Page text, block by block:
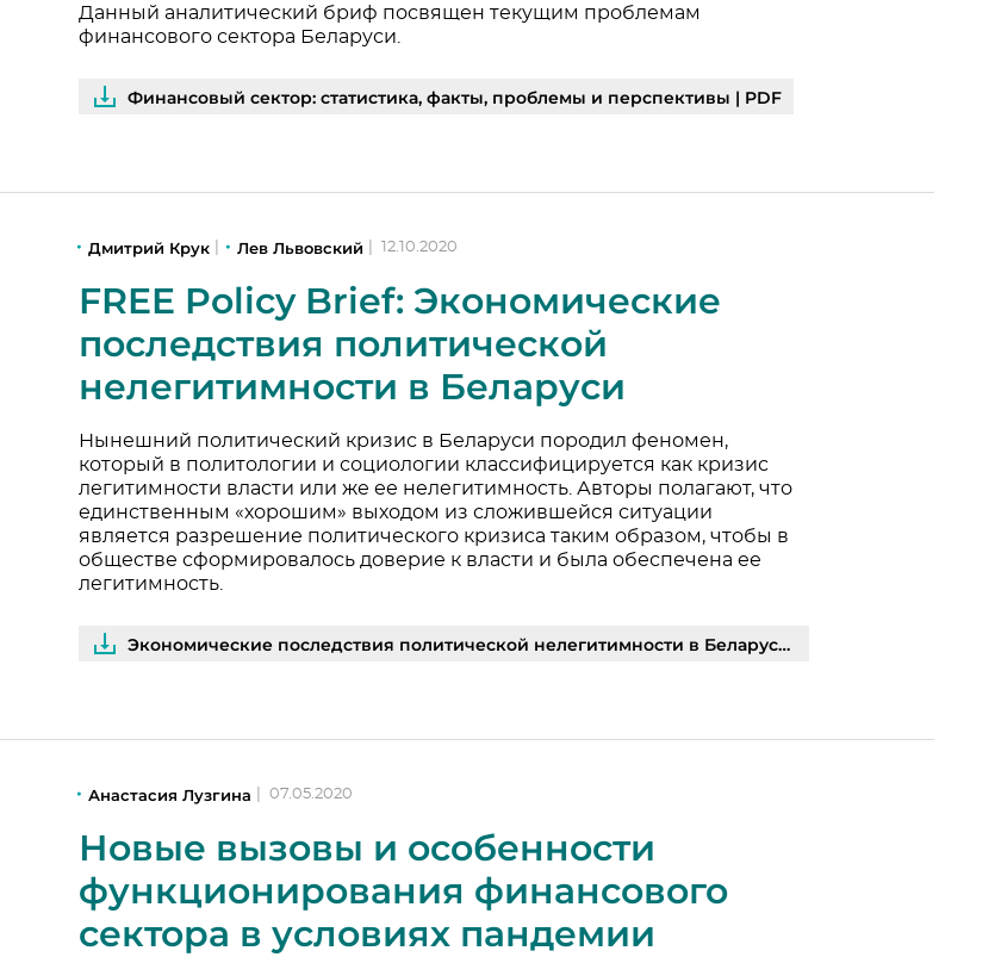
Данный аналитический бриф посвящен текущим проблемам
финансового сектора Беларуси.
Финансовый сектор: статистика, факты, проблемы и перспективы | PDF
Дмитрий Крук Лев Львовский 12.10.2020
FREE Policy Brief: Экономические
последствия политической
нелегитимности в Беларуси
Нынешний политический кризис в Беларуси породил феномен,
который в политологии и социологии классифицируется как кризис
легитимности власти или же ее нелегитимность. Авторы полагают, что
единственным «хорошим» выходом из сложившейся ситуации
является разрешение политического кризиса таким образом, чтобы в
обществе сформировалось доверие к власти и была обеспечена ее
легитимность.
Экономические последствия политической нелегитимности в Беларуси | PDF
Анастасия Лузгина 07.05.2020
Новые вызовы и особенности
функционирования финансового
сектора в условиях пандемии